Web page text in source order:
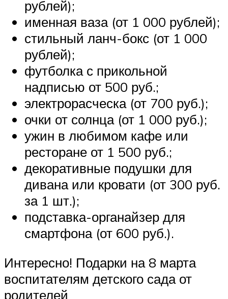
рублей);
именная ваза (от 1 000 рублей);
стильный ланч-бокс (от 1 000
рублей);
футболка с прикольной
надписью от 500 руб.;
электрорасческа (от 700 руб.);
очки от солнца (от 1 000 руб.);
ужин в любимом кафе или
ресторане от 1 500 руб.;
декоративные подушки для
дивана или кровати (от 300 руб.
за 1 шт.);
подставка-органайзер для
смартфона (от 600 руб.).
Интересно! Подарки на 8 марта
воспитателям детского сада от
родителей